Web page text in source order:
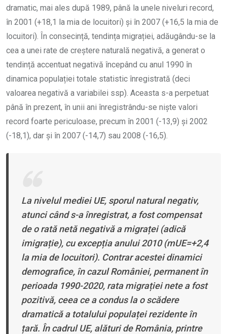
dramatic, mai ales după 1989, până la unele niveluri record,
în 2001 (+18,1 la mia de locuitori) și în 2007 (+16,5 la mia de
locuitori). În consecință, tendința migrației, adăugându-se la
cea a unei rate de creștere naturală negativă, a generat o
tendință accentuat negativă începând cu anul 1990 în
dinamica populației totale statistic înregistrată (deci
valoarea negativă a variabilei ssp). Aceasta s-a perpetuat
până în prezent, în unii ani înregistrându-se niște valori
record foarte periculoase, precum în 2001 (-13,9) și 2002
(-18,1), dar și în 2007 (-14,7) sau 2008 (-16,5).
La nivelul mediei UE, sporul natural negativ,
atunci când s-a înregistrat, a fost compensat
de o rată netă negativă a migraței (adică
imigrație), cu excepția anului 2010 (mUE=+2,4
la mia de locuitori). Contrar acestei dinamici
demografice, în cazul României, permanent în
perioada 1990-2020, rata migrației nete a fost
pozitivă, ceea ce a condus la o scădere
dramatică a totalului populaței rezidente în
țară. În cadrul UE, alături de România, printre